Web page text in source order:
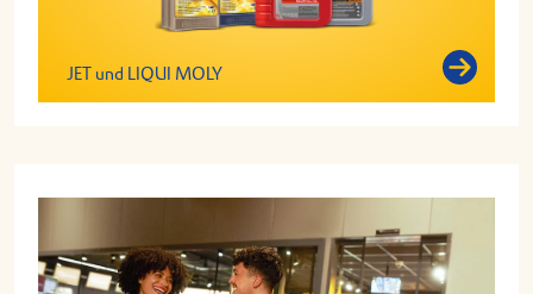
JET und LIQUI MOLY